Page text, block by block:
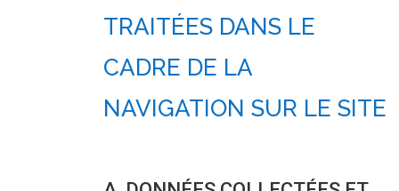
TRAITÉES DANS LE
CADRE DE LA
NAVIGATION SUR LE SITE